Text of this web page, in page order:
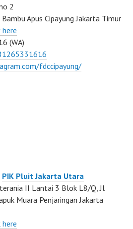
2
Apus Cipayung Jakarta Timur
here
(WA)
fdccipayung/
PIK Pluit Jakarta Utara
II Lantai 3 Blok L8/Q, Jl
Muara Penjaringan Jakarta
here